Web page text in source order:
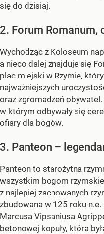
się do dzisiaj.
2. Forum Romanum,
Wychodząc z Koloseum
a nieco dalej znajduje się
plac miejski w Rzymie,
najważniejszych
oraz zgromadzeń
w którym odbywały się
ofiary dla bogów.
3. Panteon –
Panteon to starożytna
wszystkim bogom
z najlepiej zachowanych
zbudowana w 125 roku
Marcusa Vipsaniusa
betonowej kopuły, która